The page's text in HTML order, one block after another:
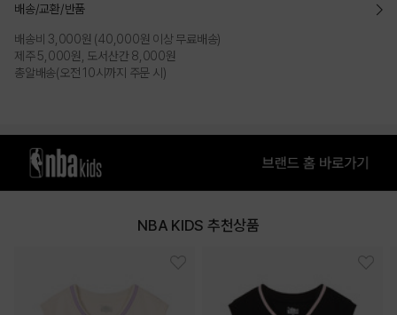
배송/교환/반품
배송비 3,000원 (40,000원 이상 무료배송)
제주 5,000원, 도서산간 8,000원
총알배송(오전 10시까지 주문 시)
NBA KIDS 추천상품